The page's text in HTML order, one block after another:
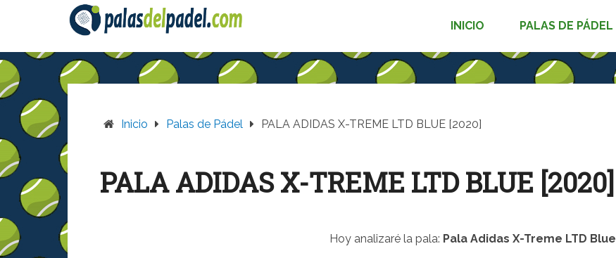
INICIO PALAS DE PÁDEL
Inicio Palas de Pádel PALA ADIDAS X-TREME LTD BLUE [2020]
PALA ADIDAS X-TREME LTD BLUE [2020]
Hoy analizaré la pala: Pala Adidas X-Treme LTD Blue